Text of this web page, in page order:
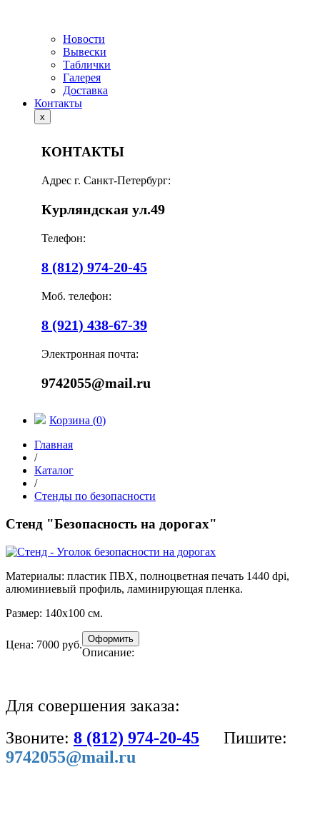
Новости
Вывески
Таблички
Галерея
Доставка
Контакты
x
КОНТАКТЫ
Адрес г. Санкт-Петербург:
Курляндская ул.49
Телефон:
8 (812) 974-20-45
Моб. телефон:
8 (921) 438-67-39
Электронная почта:
9742055@mail.ru
Корзина (0)
Главная
/
Каталог
/
Стенды по безопасности
Стенд "Безопасность на дорогах"
Материалы: пластик ПВХ, полноцветная печать 1440 dpi,
алюминиевый профиль, ламинирующая пленка.
Размер: 140х100 см.
Цена: 7000 руб.
Описание:
Для совершения заказа:
Звоните: 8 (812) 974-20-45
Пишите:
9742055@mail.ru